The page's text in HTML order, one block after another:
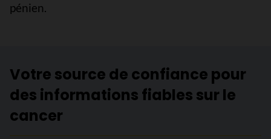
pénien.
Votre source de confiance pour
des informations fiables sur le
cancer